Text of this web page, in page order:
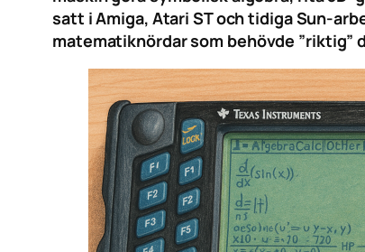
satt i Amiga, Atari ST och tidiga Sun-
matematiknördar som behövde ”riktig”